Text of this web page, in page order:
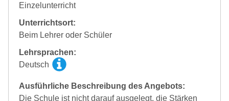
Einzelunterricht
Unterrichtsort:
Beim Lehrer oder Schüler
Lehrsprachen:
Deutsch
Ausführliche Beschreibung des Angebots:
Die Schule ist nicht darauf ausgelegt, die Stärken